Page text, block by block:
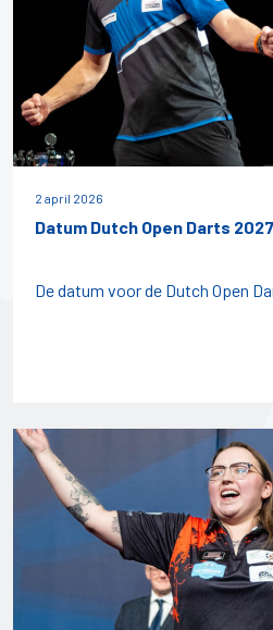
2 april 2026
Datum Dutch Open Darts
De datum voor de Dutch Open